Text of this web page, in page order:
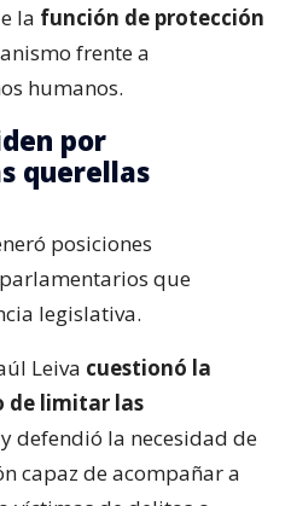
la función de protección
frente a
humanos.
por
querellas
posiciones
que
legislativa.
Leiva cuestionó la
de limitar las
y defendió la necesidad de
capaz de acompañar a